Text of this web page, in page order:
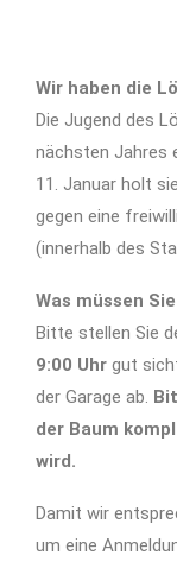
Wir haben die
Die Jugend des
nächsten Jahres
11. Januar holt
gegen eine
(innerhalb des
Was müssen
Bitte stellen Sie
9:00 Uhr gut
der Garage ab.
der Baum
wird.
Damit wir
um eine